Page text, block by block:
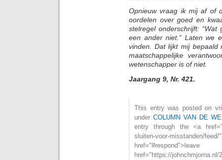
Opnieuw vraag ik mij af of
oordelen over goed en
stelregel onderschrijft:
een ander niet.” Laten we
vinden. Dat lijkt mij bepaald
maatschappelijke
wetenschapper is of niet.
Jaargang 9, Nr. 421.
This entry was posted on
under COLUMN VAN DE
entry through the <a
sluiten-voor-misstanden/
href="https://johnchmjorna.nl/